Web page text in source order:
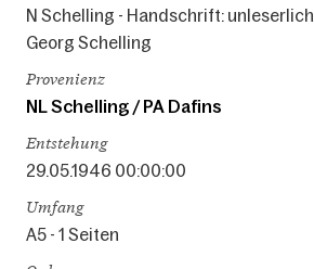
N Schelling - Handschrift:
Georg Schelling
Provenienz
NL Schelling / PA Dafins
Entstehung
29.05.1946 00:00:00
Umfang
A5 - 1 Seiten